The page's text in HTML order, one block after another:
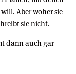
Aber woher sie
sie nicht.
dann auch gar